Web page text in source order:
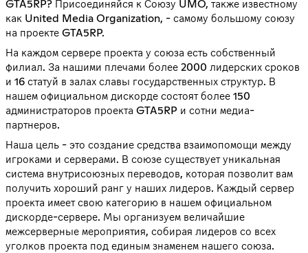
GTA5RP? Присоединяйся к Союзу UMO, также известному
как United Media Organization, - самому большому союзу
на проекте GTA5RP.
На каждом сервере проекта у союза есть собственный
филиал. За нашими плечами более 2000 лидерских сроков
и 16 статуй в залах славы государственных структур. В
нашем официальном дискорде состоят более 150
администраторов проекта GTA5RP и сотни медиа-
партнеров.
Наша цель - это создание средства взаимопомощи между
игроками и серверами. В союзе существует уникальная
система внутрисоюзных переводов, которая позволит вам
получить хороший ранг у наших лидеров. Каждый сервер
проекта имеет свою категорию в нашем официальном
дискорде-сервере. Мы организуем величайшие
межсерверные мероприятия, собирая лидеров со всех
уголков проекта под единым знаменем нашего союза.